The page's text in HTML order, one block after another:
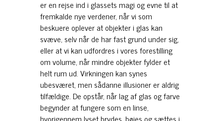
er en rejse ind i glassets magi og evne til at
fremkalde nye verdener, når vi som
beskuere oplever at objekter i glas kan
svæve, selv når de har fast grund under sig,
eller at vi kan udfordres i vores forestilling
om volume, når mindre objekter fylder et
helt rum ud. Virkningen kan synes
ubesværet, men sådanne illusioner er aldrig
tilfældige. De opstår, når lag af glas og farve
begynder at fungere som en linse,
hvorigennem lyset brydes, bøjes og sættes i